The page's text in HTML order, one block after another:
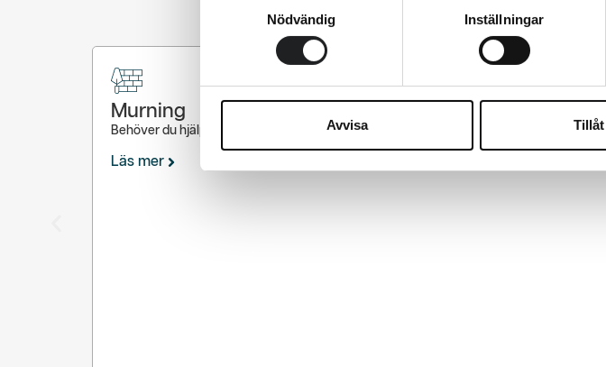
Nödvändig
Inställningar
Avvisa
pålitligt byggföretag som verkligen
Murning
Behöver du hjälp med att mura, eller kanske putsa fasaden?
Läs mer